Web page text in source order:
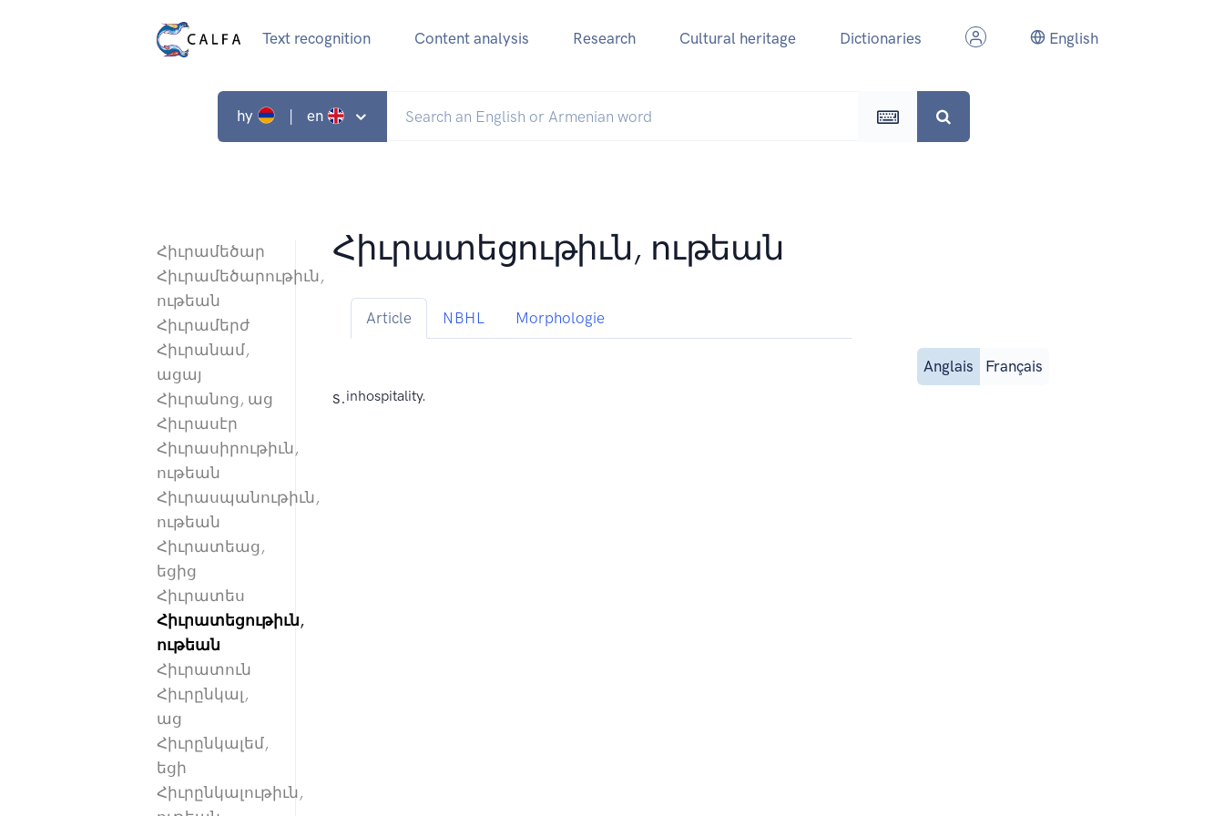
Text recognition Content analysis Research Cultural heritage Dictionaries English
hy | en
Հիւրամեծար
Հիւրամեծարութիւն,
ութեան
Հիւրամերժ
Հիւրանամ,
ացայ
Հիւրանոց, աց
Հիւրասէր
Հիւրասիրութիւն,
ութեան
Հիւրասպանութիւն,
ութեան
Հիւրատեաց,
եցից
Հիւրատես
Հիւրատեցութիւն,
ութեան
Հիւրատուն
Հիւրընկալ,
աց
Հիւրընկալեմ,
եցի
Հիւրընկալութիւն,
Հիւրատեցութիւն, ութեան
Article NBHL Morphologie
Anglais Français
s.inhospitality.